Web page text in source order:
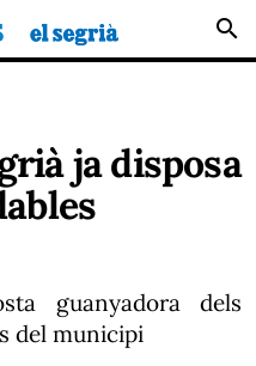
search
ja disposa
guanyadora dels
del municipi